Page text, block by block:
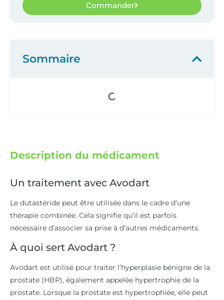
Commander
Description du médicament
Un traitement avec Avodart
Le dutastéride peut être utilisée dans le cadre d’une
thérapie combinée. Cela signifie qu’il est parfois
nécessaire d’associer sa prise à d’autres médicaments.
À quoi sert Avodart ?
Avodart est utilisé pour traiter l’hyperplasie bénigne de la
prostate (HBP), également appelée hypertrophie de la
prostate. Lorsque la prostate est hypertrophiée, elle peut
Sommaire